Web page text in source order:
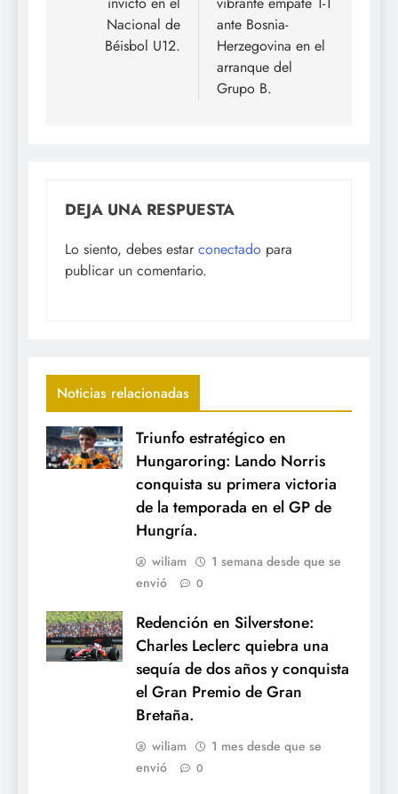
Nacional de
Béisbol U12.
ante Bosnia-
Herzegovina en el
arranque del
Grupo B.
DEJA UNA RESPUESTA
Lo siento, debes estar conectado para
publicar un comentario.
Noticias relacionadas
Triunfo estratégico en
Hungaroring: Lando Norris
conquista su primera victoria
de la temporada en el GP de
Hungría.
wiliam
1 semana desde que se
envió
0
Redención en Silverstone:
Charles Leclerc quiebra una
sequía de dos años y conquista
el Gran Premio de Gran
Bretaña.
wiliam
1 mes desde que se
envió
0